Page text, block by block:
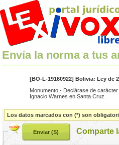
Envía la norma a tus
[BO-L-19160922] Bolivia: Ley de
Monumento.- Declárase de
Ignacio Warnes en Santa Cruz.
Los datos marcados con (*) son
Comparte